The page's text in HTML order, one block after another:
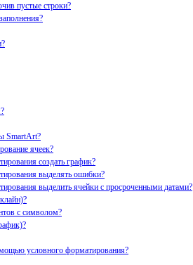
пустые строки?
SmartArt?
ячеек?
создать график?
выделять ошибки?
выделить ячейки с просроченными датами?
с символом?
условного форматирования?